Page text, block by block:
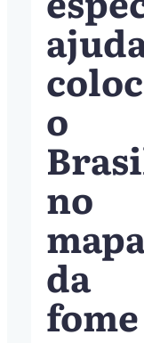
o
no
da
fome